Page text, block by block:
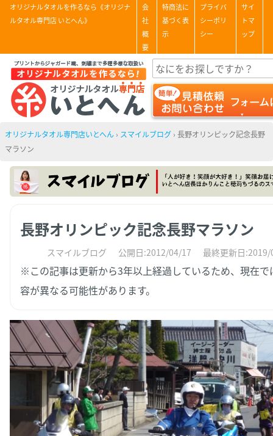
オリジナルタオルを作るなら《オリジナ
ルタオル専門店 いとへん》
会
社
概
要
特商法に
基づく表
示
プライバ
シーポリ
シー
サイ
トマ
ップ
オリジナルタオル専門店いとへん › スマイルブログ › 長野オリンピック記念長野
マラソン
長野オリンピック記念長野マラソン
スマイルブログ 公開日:2012/04/17 最終更新日
※この記事は更新から3年以上経過しているため、現在で
容が異なる可能性があります。